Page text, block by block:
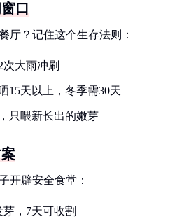
口
厅？记住这个生存法则：
大雨冲刷
15天以上，冬季需30天
只喂新长出的嫩芽
开辟安全食堂：
，7天可收割